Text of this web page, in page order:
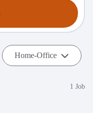
Home-Office
1 Job